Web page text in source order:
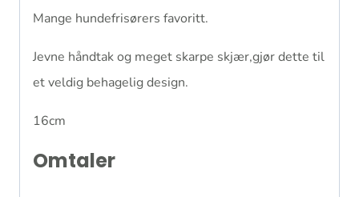
Mange hundefrisørers favoritt.
Jevne håndtak og meget skarpe skjær,gjør dette til
et veldig behagelig design.
16cm
Omtaler